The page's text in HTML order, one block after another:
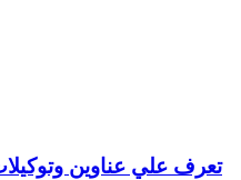
تعرف علي عناوين